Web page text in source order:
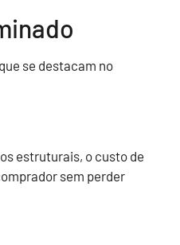
se destacam no
estruturais, o custo de
sem perder